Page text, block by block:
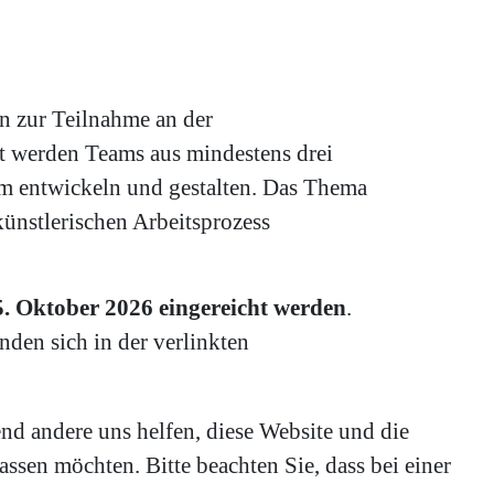
zur Teilnahme an der
Teams aus mindestens drei
entwickeln und gestalten. Das Thema
Arbeitsprozess
Oktober 2026 eingereicht werden.
sich in der verlinkten
andere uns helfen, diese Website und die
möchten. Bitte beachten Sie, dass bei einer